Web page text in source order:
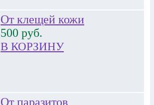
От клещей кожи
500 руб.
В КОРЗИНУ
От паразитов